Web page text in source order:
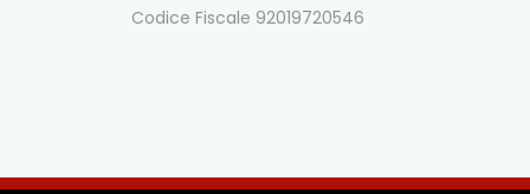
Codice Fiscale 92019720546